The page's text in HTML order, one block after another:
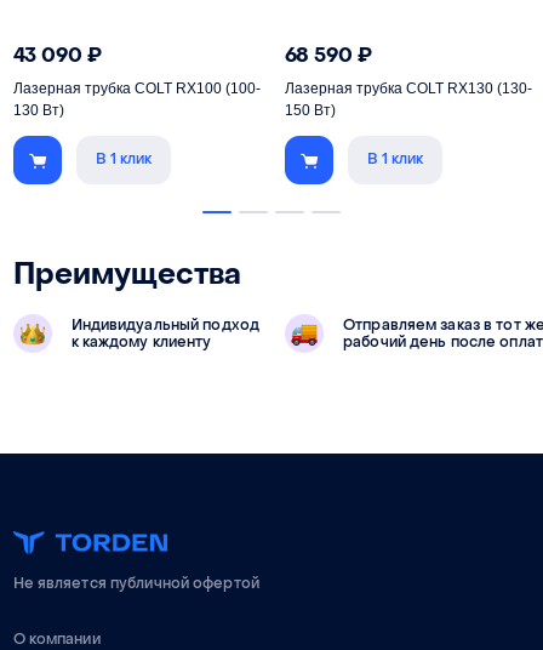
43 090 ₽
Лазерная трубка COLT RX100 (100-
130 Вт)
В 1 клик
68 590 ₽
Лазерная трубка COLT RX130 (130-
150 Вт)
В 1 клик
Преимущества
Индивидуальный подход
к каждому клиенту
Отправляем заказ в тот
рабочий день после
Не является публичной офертой
О компании